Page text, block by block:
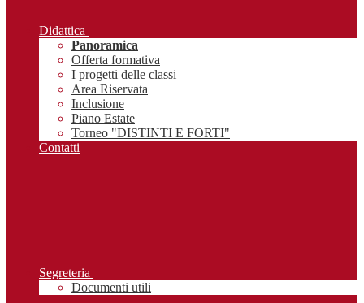
Didattica
Panoramica
Offerta formativa
I progetti delle classi
Area Riservata
Inclusione
Piano Estate
Torneo "DISTINTI E FORTI"
Contatti
Segreteria
Documenti utili